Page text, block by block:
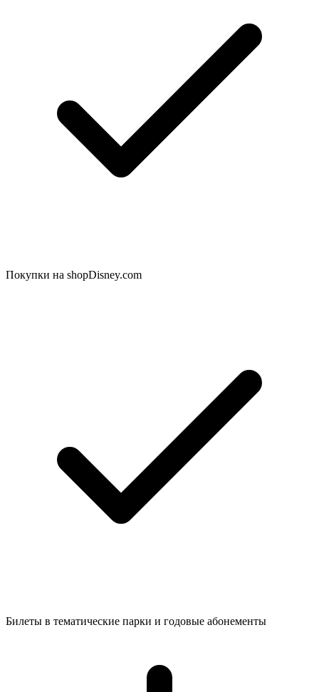
Покупки на shopDisney.com
Билеты в тематические парки и годовые абонементы